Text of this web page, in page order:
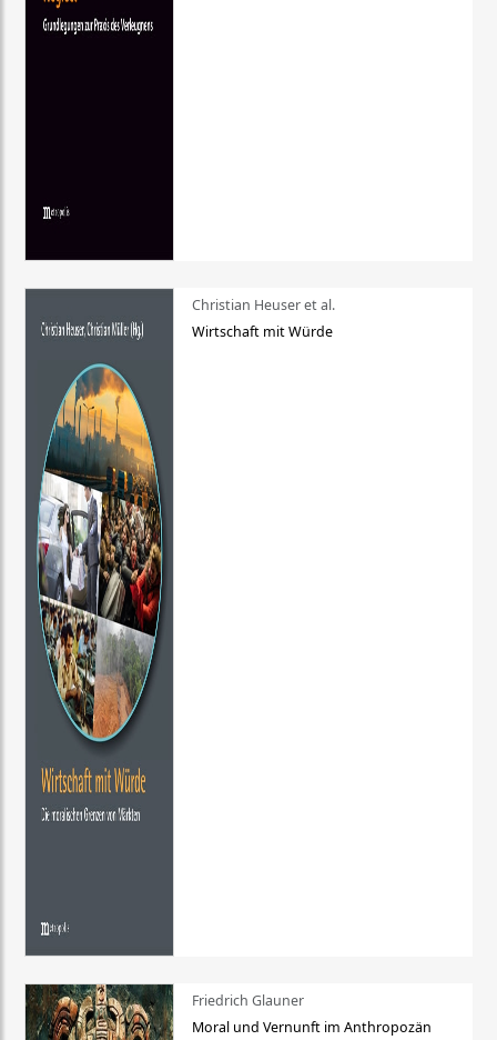
Christian Heuser et al.
Wirtschaft mit Würde
Friedrich Glauner
Moral und Vernunft im Anthropozän